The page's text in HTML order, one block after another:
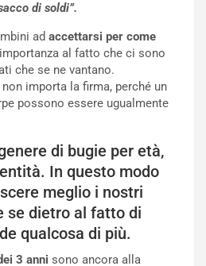
di soldi”.
ad accettarsi per come
al fatto che ci sono
che se ne vantano.
importa la firma, perché un
possono essere ugualmente
di bugie per età,
In questo modo
meglio i nostri
se dietro al fatto di
qualcosa di più.
3 anni sono ancora alla